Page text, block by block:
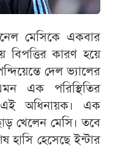
মেসিকে একবার
কারণ হয়ে
দেল ভ্যালের
এক পরিস্থিতির
এই অধিনায়ক। এক
খেলেন মেসি। তবে
হাসি হেসেছে ইন্টার